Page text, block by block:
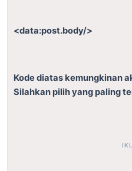
<data:post.body/>
Kode diatas kemungkinan
Silahkan pilih yang paling